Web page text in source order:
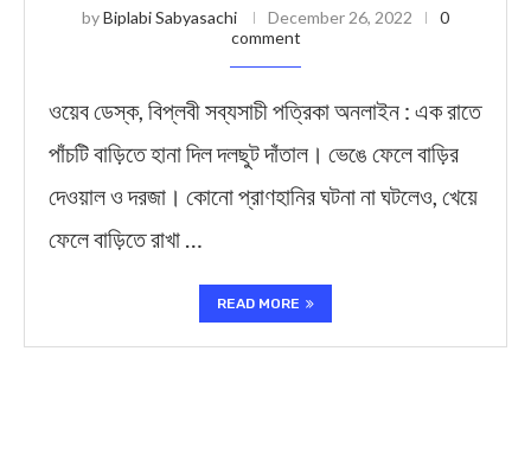
byBiplabi Sabyasachi December 26, 2022
0
comment
ওয়েব ডেস্ক, বিপ্লবী সব্যসাচী পত্রিকা অনলাইন : এক রাতে
পাঁচটি বাড়িতে হানা দিল দলছুট দাঁতাল। ভেঙে ফেলে বাড়ির
দেওয়াল ও দরজা। কোনো প্রাণহানির ঘটনা না ঘটলেও, খেয়ে
ফেলে বাড়িতে রাখা …
READ MORE